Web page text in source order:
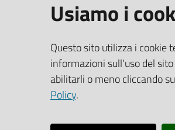
Codice IPA: ccem
SOCIAL
LinkedinFacebookInstagram
Usiamo i
Questo sito utilizza i cookie
informazioni sull'uso del
abilitarli o meno cliccando
Policy.